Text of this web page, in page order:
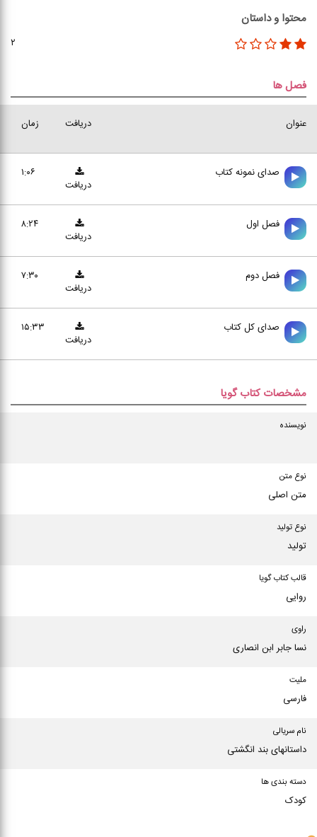
محتوا و داستان
۲
فصل ها
عنوان زمان دریافت
صدای نمونه کتاب
۱:۰۶
دریافت
فصل اول
۸:۲۴
دریافت
فصل دوم
۷:۳۰
دریافت
صدای کل کتاب
۱۵:۳۳
دریافت
مشخصات کتاب گویا
نویسنده
نوع متن
متن اصلی
نوع تولید
تولید
قالب کتاب گویا
روایی
راوی
نسا جابر ابن انصاری
ملیت
فارسی
نام سریالی
داستانهای بند انگشتی
دسته بندی ها
کودک